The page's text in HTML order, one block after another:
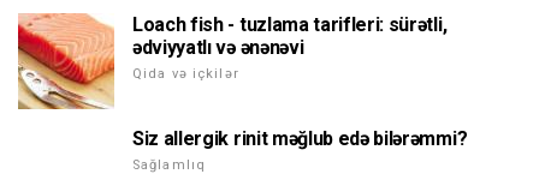
Loach fish - tuzlama tarifleri: sürətli,
ədviyyatlı və ənənəvi
Qida və içkilər
Siz allergik rinit məğlub edə bilərəmmi?
Sağlamlıq